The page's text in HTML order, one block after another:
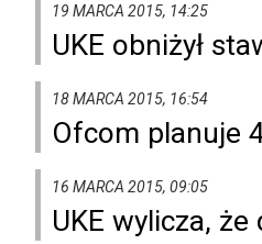
19 MARCA 2015, 14:25
UKE obniżył
18 MARCA 2015, 16:54
Ofcom planuje
16 MARCA 2015, 09:05
UKE wylicza,